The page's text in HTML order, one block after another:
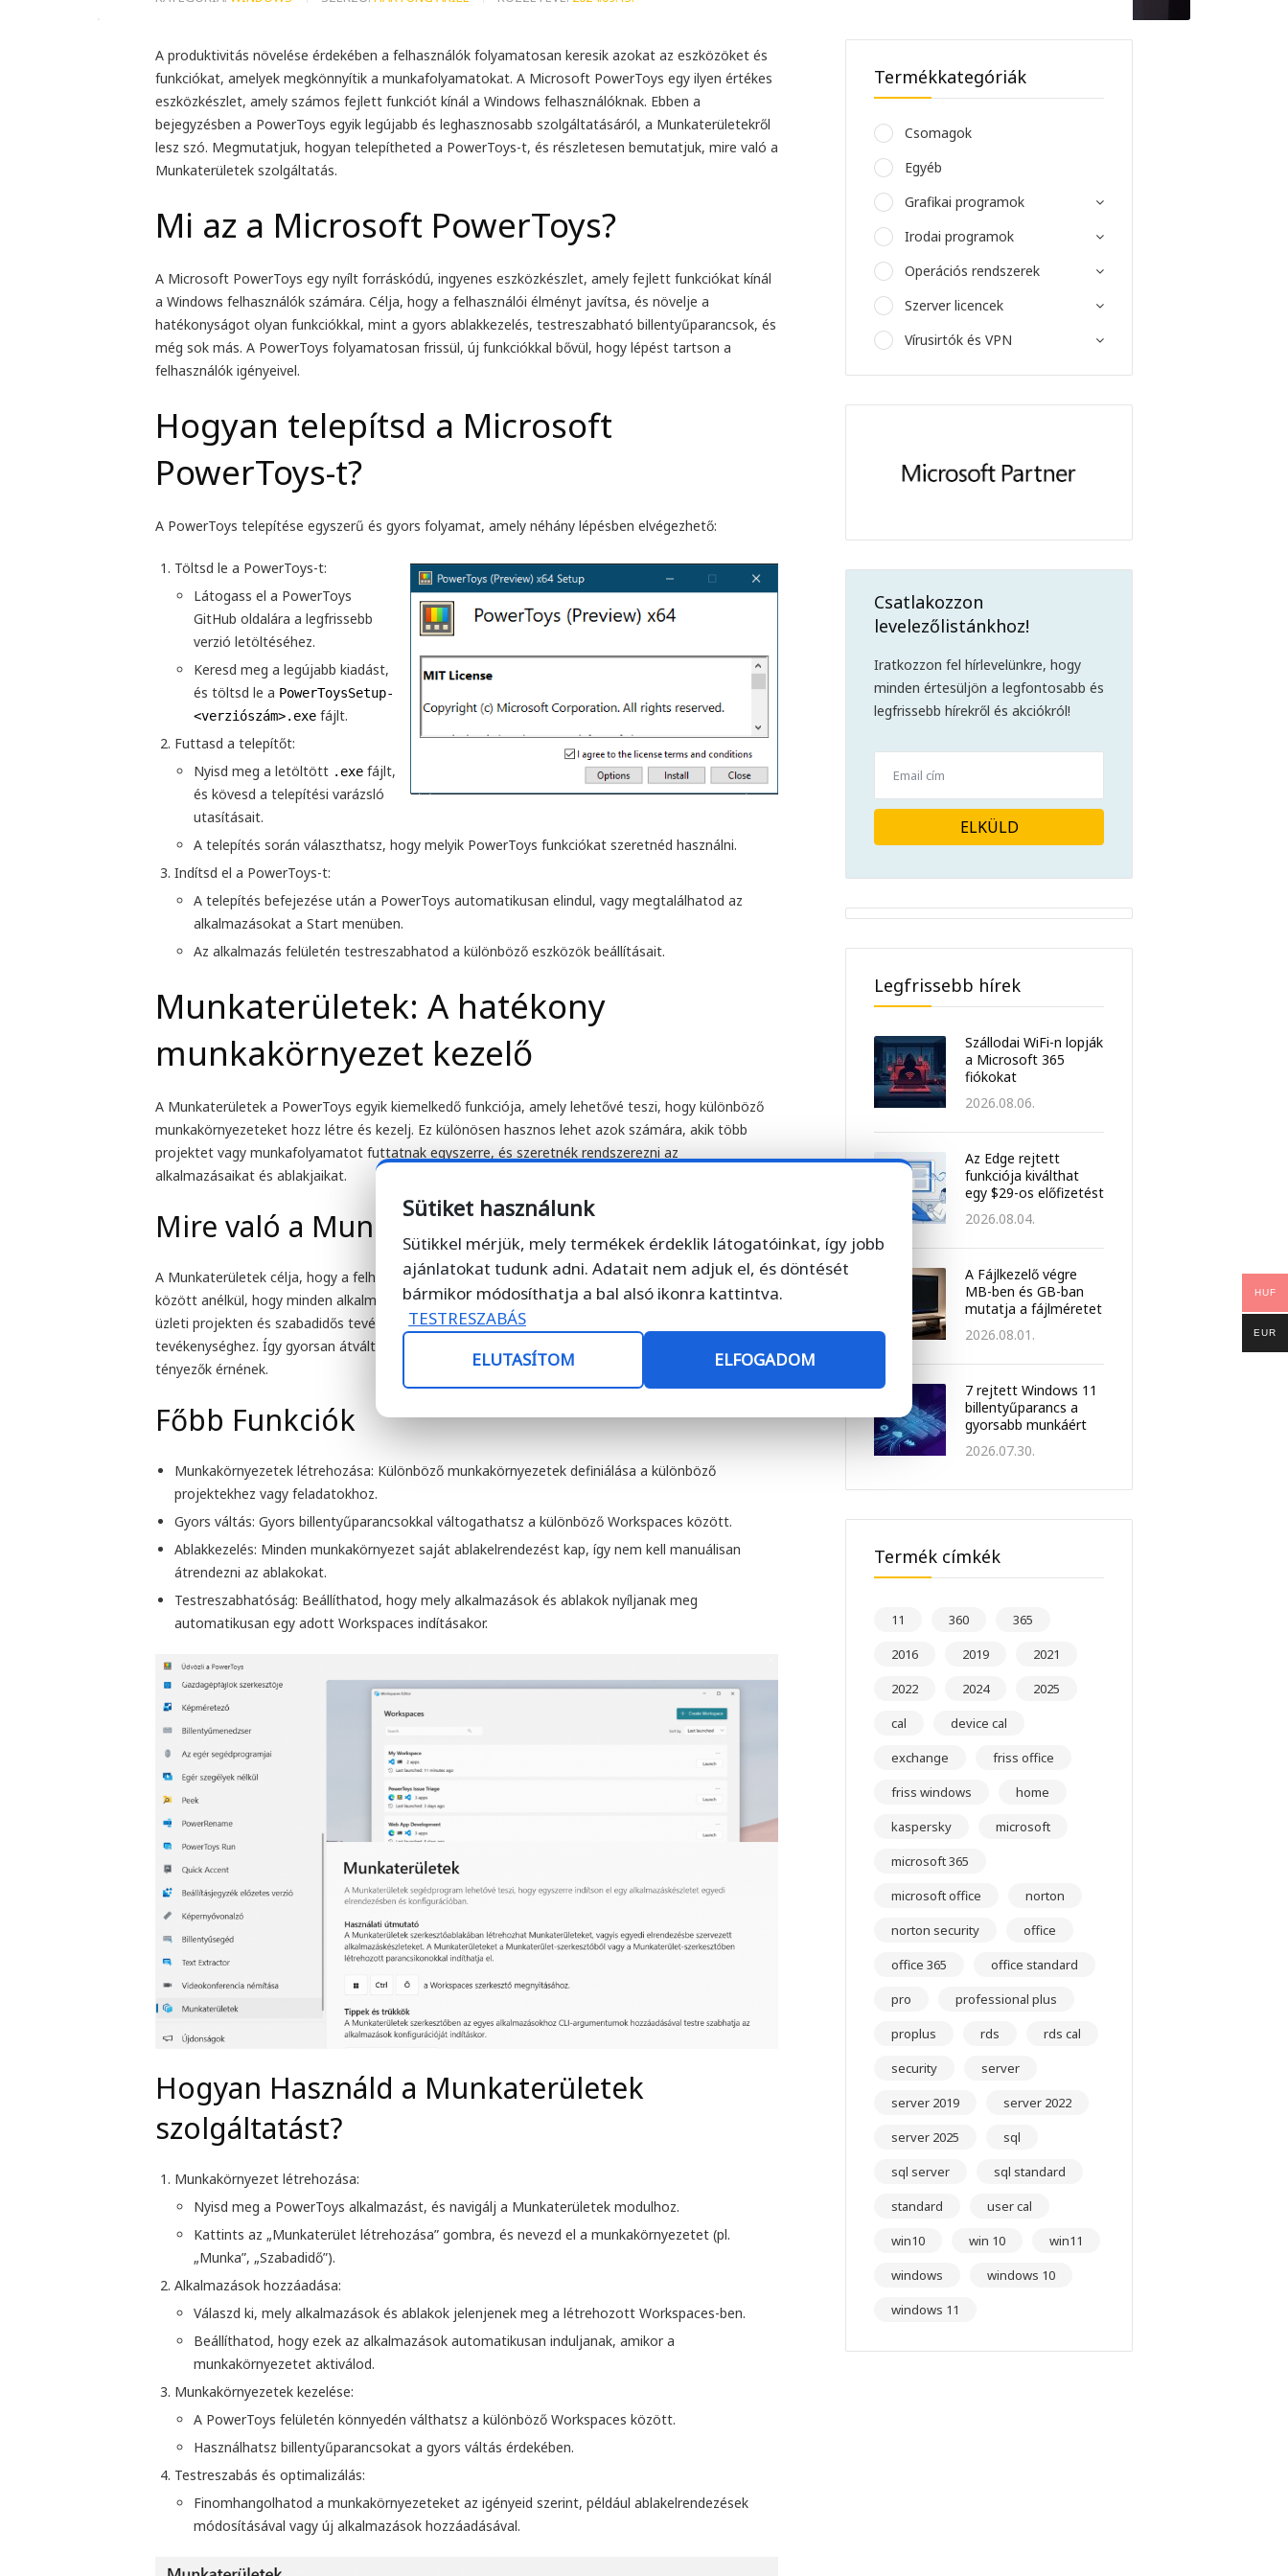
A produktivitás növelése érdekében a felhasználók folyamatosan keresik azokat az eszközöket és
funkciókat, amelyek megkönnyítik a munkafolyamatokat. A Microsoft PowerToys egy ilyen értékes
eszközkészlet, amely számos fejlett funkciót kínál a Windows felhasználóknak. Ebben a
bejegyzésben a PowerToys egyik legújabb és leghasznosabb szolgáltatásáról, a Munkaterületekről
lesz szó. Megmutatjuk, hogyan telepítheted a PowerToys-t, és részletesen bemutatjuk, mire való a
Munkaterületek szolgáltatás.
Mi az a Microsoft PowerToys?
A Microsoft PowerToys egy nyílt forráskódú, ingyenes eszközkészlet, amely fejlett funkciókat kínál
a Windows felhasználók számára. Célja, hogy a felhasználói élményt javítsa, és növelje a
hatékonyságot olyan funkciókkal, mint a gyors ablakkezelés, testreszabható billentyűparancsok, és
még sok más. A PowerToys folyamatosan frissül, új funkciókkal bővül, hogy lépést tartson a
felhasználók igényeivel.
Hogyan telepítsd a Microsoft
PowerToys-t?
A PowerToys telepítése egyszerű és gyors folyamat, amely néhány lépésben elvégezhető:
Töltsd le a PowerToys-t:
Látogass el a PowerToys
GitHub oldalára a legfrissebb
verzió letöltéséhez.
Keresd meg a legújabb kiadást,
és töltsd le a PowerToysSetup-
<verziószám>.exe fájlt.
Futtasd a telepítőt:
Nyisd meg a letöltött .exe fájlt,
és kövesd a telepítési varázsló
utasításait.
A telepítés során választhatsz, hogy melyik PowerToys funkciókat szeretnéd használni.
Indítsd el a PowerToys-t:
A telepítés befejezése után a PowerToys automatikusan elindul, vagy megtalálhatod az
alkalmazásokat a Start menüben.
Az alkalmazás felületén testreszabhatod a különböző eszközök beállításait.
Munkaterületek: A hatékony
munkakörnyezet kezelő
A Munkaterületek a PowerToys egyik kiemelkedő funkciója, amely lehetővé teszi, hogy különböző
munkakörnyezeteket hozz létre és kezelj. Ez különösen hasznos lehet azok számára, akik több
projektet vagy munkafolyamatot futtatnak egyszerre, és szeretnék rendszerezni az
alkalmazásaikat és ablakjaikat.
Mire való a Munkaterületek szolgáltatás?
A Munkaterületek célja, hogy a felhasználók könnyedén válthassanak különböző munkakörnyezetek
között anélkül, hogy minden alkalmazást és ablakot újra kellene nyitniuk. Például, ha dolgozol egy
üzleti projekten és szabadidős tevékenységeken is, külön Munkaterületeket hozhatsz létre mindkét
tevékenységhez. Így gyorsan átválthatsz a munka és a szórakozás között anélkül, hogy zavaró
tényezők érnének.
Főbb Funkciók
Munkakörnyezetek létrehozása: Különböző munkakörnyezetek definiálása a különböző
projektekhez vagy feladatokhoz.
Gyors váltás: Gyors billentyűparancsokkal váltogathatsz a különböző Workspaces között.
Ablakkezelés: Minden munkakörnyezet saját ablakelrendezést kap, így nem kell manuálisan
átrendezni az ablakokat.
Testreszabhatóság: Beállíthatod, hogy mely alkalmazások és ablakok nyíljanak meg
automatikusan egy adott Workspaces indításakor.
Hogyan Használd a Munkaterületek
szolgáltatást?
Munkakörnyezet létrehozása:
Nyisd meg a PowerToys alkalmazást, és navigálj a Munkaterületek modulhoz.
Kattints az „Munkaterület létrehozása” gombra, és nevezd el a munkakörnyezetet (pl.
„Munka”, „Szabadidő”).
Alkalmazások hozzáadása:
Válaszd ki, mely alkalmazások és ablakok jelenjenek meg a létrehozott Workspaces-ben.
Beállíthatod, hogy ezek az alkalmazások automatikusan induljanak, amikor a
munkakörnyezetet aktiválod.
Munkakörnyezetek kezelése:
A PowerToys felületén könnyedén válthatsz a különböző Workspaces között.
Használhatsz billentyűparancsokat a gyors váltás érdekében.
Testreszabás és optimalizálás:
Finomhangolhatod a munkakörnyezeteket az igényeid szerint, például ablakelrendezések
módosításával vagy új alkalmazások hozzáadásával.
Termékkategóriák
Csomagok
Egyéb
Grafikai programok
Irodai programok
Operációs rendszerek
Szerver licencek
Vírusirtók és VPN
Csatlakozzon
levelezőlistánkhoz!
Iratkozzon fel hírlevelünkre, hogy
minden értesüljön a legfontosabb és
legfrissebb hírekről és akciókról!
ELKÜLD
Legfrissebb hírek
Szállodai WiFi-n lopják
a Microsoft 365
fiókokat
2026.08.06.
Az Edge rejtett
funkciója kiválthat
egy $29-os előfizetést
2026.08.04.
A Fájlkezelő végre
MB-ben és GB-ban
mutatja a fájlméretet
2026.08.01.
7 rejtett Windows 11
billentyűparancs a
gyorsabb munkáért
2026.07.30.
Termék címkék
11 360
365
2016
2019
2021
2022
2024
2025
cal
device cal
exchange
friss office
friss windows
home
kaspersky
microsoft
microsoft 365
microsoft office
norton
norton security
office
office 365
office standard
pro
professional plus
proplus
rds
rds cal
security
server
server 2019
server 2022
server 2025
sql
sql server
sql standard
standard
user cal
win10
win 10
win11
windows
windows 10
windows 11
HUF
EUR
Sütiket használunk
Sütikkel mérjük, mely termékek érdeklik látogatóinkat, így jobb
ajánlatokat tudunk adni. Adatait nem adjuk el, és döntését
bármikor módosíthatja a bal alsó ikonra kattintva.
TESTRESZABÁS
ELUTASÍTOM
ELFOGADOM